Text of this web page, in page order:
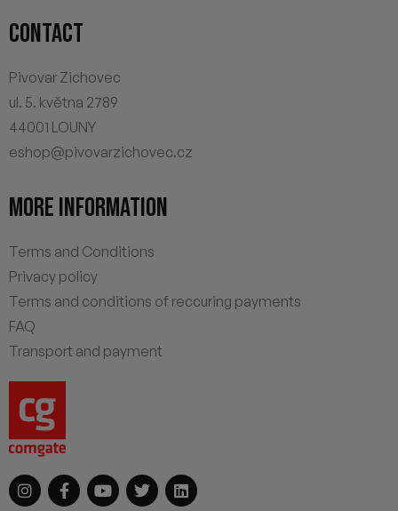
CONTACT
Pivovar Zichovec
ul. 5. května 2789
44001 LOUNY
eshop@pivovarzichovec.cz
MORE INFORMATION
Terms and Conditions
Privacy policy
Terms and conditions of reccuring payments
FAQ
Transport and payment